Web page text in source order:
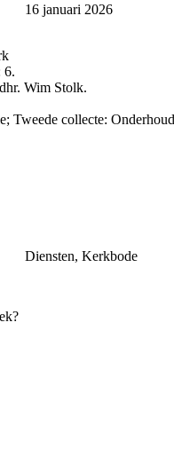
16 januari 2026
6.
Wim Stolk.
Tweede collecte:
Diensten, Kerkbode